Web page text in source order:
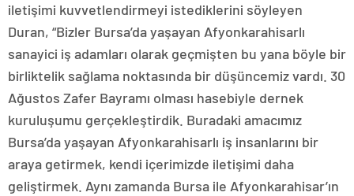
iletişimi kuvvetlendirmeyi istediklerini söyleyen
Duran, “Bizler Bursa’da yaşayan Afyonkarahisarlı
sanayici iş adamları olarak geçmişten bu yana böyle bir
birliktelik sağlama noktasında bir düşüncemiz vardı. 30
Ağustos Zafer Bayramı olması hasebiyle dernek
kuruluşumu gerçekleştirdik. Buradaki amacımız
Bursa’da yaşayan Afyonkarahisarlı iş insanlarını bir
araya getirmek, kendi içerimizde iletişimi daha
geliştirmek. Aynı zamanda Bursa ile Afyonkarahisar’ın